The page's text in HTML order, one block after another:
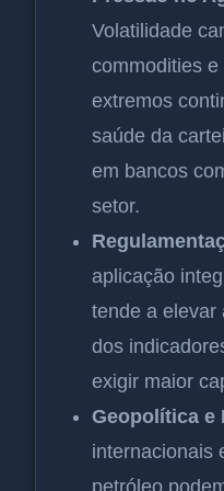
Volatilidade
commodities
extremos
saúde da
em bancos
setor.
aplicação
tende a elevar
dos
exigir maior
Geopolítica e
internacionais
petróleo